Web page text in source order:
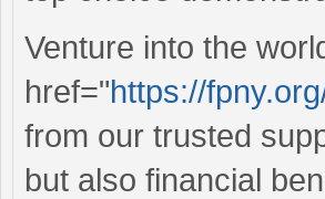
Venture into the
href="https://
from our trusted
but also financial